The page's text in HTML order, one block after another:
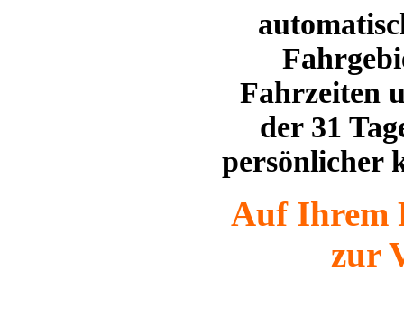
Fahrzeiten
der 31
persönlicher
Auf Ihrem
zur